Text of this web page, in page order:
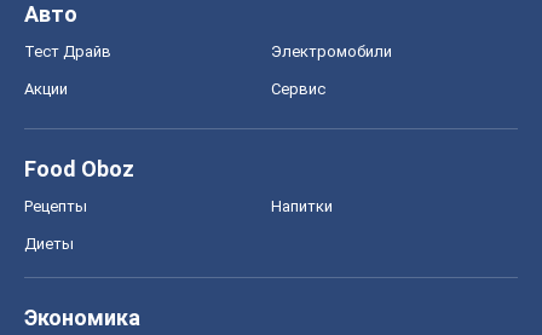
Авто
Тест Драйв Электромобили
Акции Сервис
Food Oboz
Рецепты Напитки
Диеты
Экономика